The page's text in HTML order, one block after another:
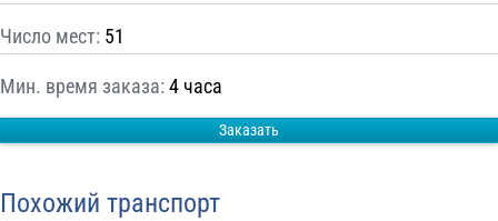
Число мест: 51
Мин. время заказа: 4 часа
Заказать
Похожий транспорт